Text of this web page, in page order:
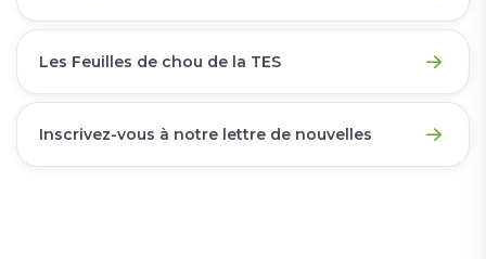
Les Feuilles de chou de la TES
Inscrivez-vous à notre lettre de nouvelles